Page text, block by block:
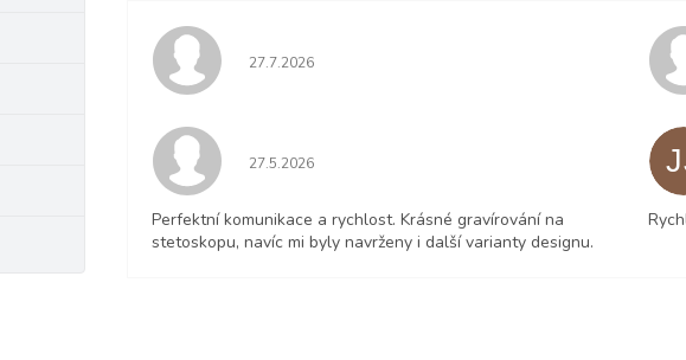
Hodnocení obchodu je 5 z 5 hvězdiček.
27.7.2026
Hodnocení obchodu je 5 z 5 hvězdiček.
27.5.2026
Perfektní komunikace a rychlost. Krásné gravírování na
stetoskopu, navíc mi byly navrženy i další varianty designu.